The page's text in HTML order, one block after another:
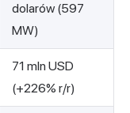
dolarów (597
MW)
71 mln USD
(+226% r/r)